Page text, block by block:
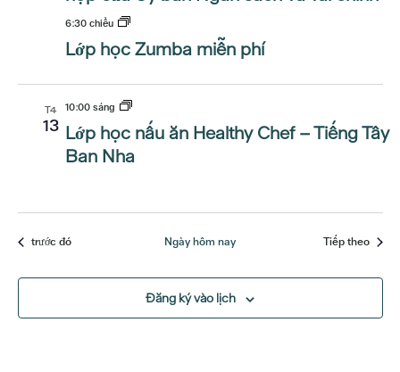
6:30 chiều
Lớp học Zumba miễn phí
T4
13
10:00 sáng
Lớp học nấu ăn Healthy Chef – Tiếng Tây
Ban Nha
Các sự kiện
trước đó Ngày hôm nay Tiếp theoCác
Đăng ký vào lịch